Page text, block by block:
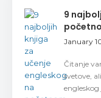
9
January
Čitanje
svetove,
engleskog